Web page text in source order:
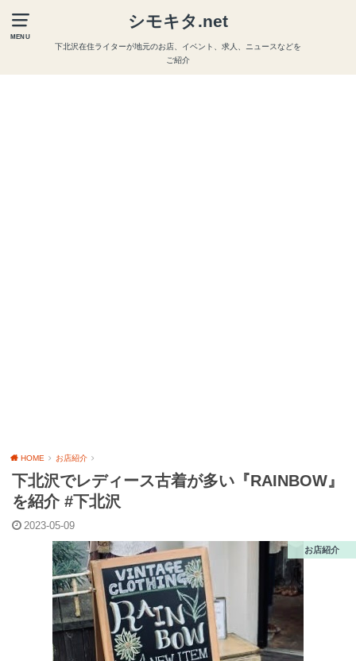
MENU
シモキタ.net
下北沢在住ライターが地元のお店、イベント、求人、ニュースなどを
ご紹介
HOME お店紹介
下北沢でレディース古着が多い『RAINBOW』
を紹介 #下北沢
2023-05-09
お店紹介